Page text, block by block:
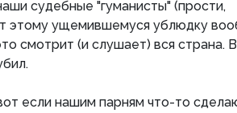
судебные "гуманисты" (прости,
этому ущемившемуся ублюдку
смотрит (и слушает) вся страна.
если нашим парням что-то